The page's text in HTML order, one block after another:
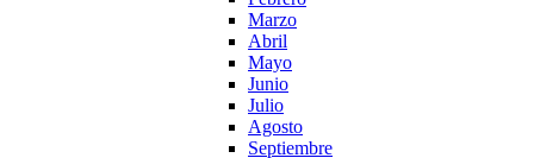
Marzo
Abril
Mayo
Junio
Julio
Agosto
Septiembre